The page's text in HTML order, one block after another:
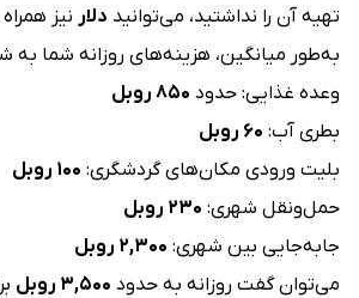
تهیه آن را نداشتید، می‌توانید دلار نیز
به‌طور میانگین، هزینه‌های روزانه شما به
وعده غذایی: حدود ۸۵۰ روبل
بطری آب: ۶۰ روبل
بلیت ورودی مکان‌های گردشگری: ۱۰۰ روبل
حمل‌ونقل شهری: ۲۳۰ روبل
جابه‌جایی بین شهری: ۲,۳۰۰ روبل
می‌توان گفت روزانه به حدود ۳,۵۰۰ روبل